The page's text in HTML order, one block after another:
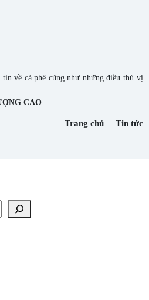
tin về cà phê cũng như những điều thú vị
CAO
Trang chủ Tin tức